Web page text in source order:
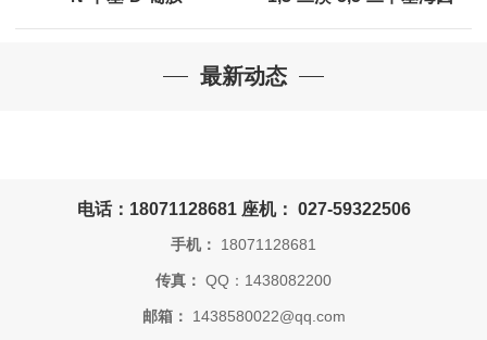
最新动态
电话：18071128681 座机： 027-59322506
手机： 18071128681
传真： QQ：1438082200
邮箱： 1438580022@qq.com